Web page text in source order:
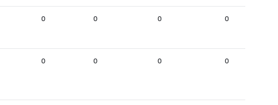
0 0 0 0
0 0 0 0